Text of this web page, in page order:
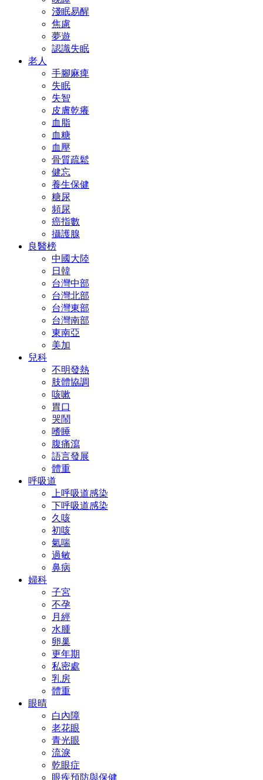
淺眠易醒
焦慮
夢遊
認識失眠
老人
手腳麻痺
失眠
失智
皮膚乾癢
血脂
血糖
血壓
骨質疏鬆
健忘
養生保健
糖尿
頻尿
癌指數
攝護腺
良醫榜
中國大陸
日韓
台灣中部
台灣北部
台灣東部
台灣南部
東南亞
美加
兒科
不明發熱
肢體協調
咳嗽
胃口
哭鬧
嗜睡
腹痛瀉
語言發展
體重
呼吸道
上呼吸道感染
下呼吸道感染
久咳
初咳
氣喘
過敏
鼻病
婦科
子宮
不孕
月經
水腫
卵巢
更年期
私密處
乳房
體重
眼晴
白內障
老花眼
青光眼
流淚
乾眼症
眼疾預防與保健